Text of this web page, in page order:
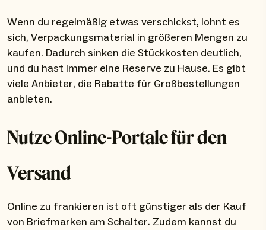
Wenn du regelmäßig etwas verschickst, lohnt es
sich, Verpackungsmaterial in größeren Mengen zu
kaufen. Dadurch sinken die Stückkosten deutlich,
und du hast immer eine Reserve zu Hause. Es gibt
viele Anbieter, die Rabatte für Großbestellungen
anbieten.
Nutze Online-Portale für den
Versand
Online zu frankieren ist oft günstiger als der Kauf
von Briefmarken am Schalter. Zudem kannst du